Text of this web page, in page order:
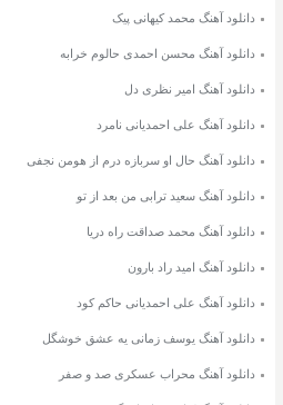
دانلود آهنگ محمد کیهانی پیک
دانلود آهنگ محسن احمدی حالوم خرابه
دانلود آهنگ امیر نظری دل
دانلود آهنگ علی احمدیانی نامرد
دانلود آهنگ حال او سربازه درم از هومن نجفی
دانلود آهنگ سعید ترابی من بعد از تو
دانلود آهنگ محمد صداقت راه دریا
دانلود آهنگ امید راد بارون
دانلود آهنگ علی احمدیانی حاکم کود
دانلود آهنگ یوسف زمانی یه عشق خوشگل
دانلود آهنگ محراب عسکری صد و صفر